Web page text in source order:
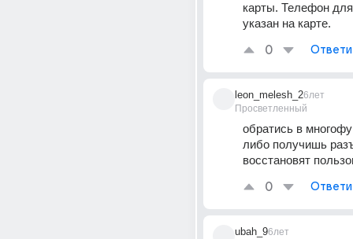
карты. Телефон
указан на карте.
0
leon_melesh_2
Просветленный
6лет
обратись в
либо получишь
восстановят
0
ubah_96лет